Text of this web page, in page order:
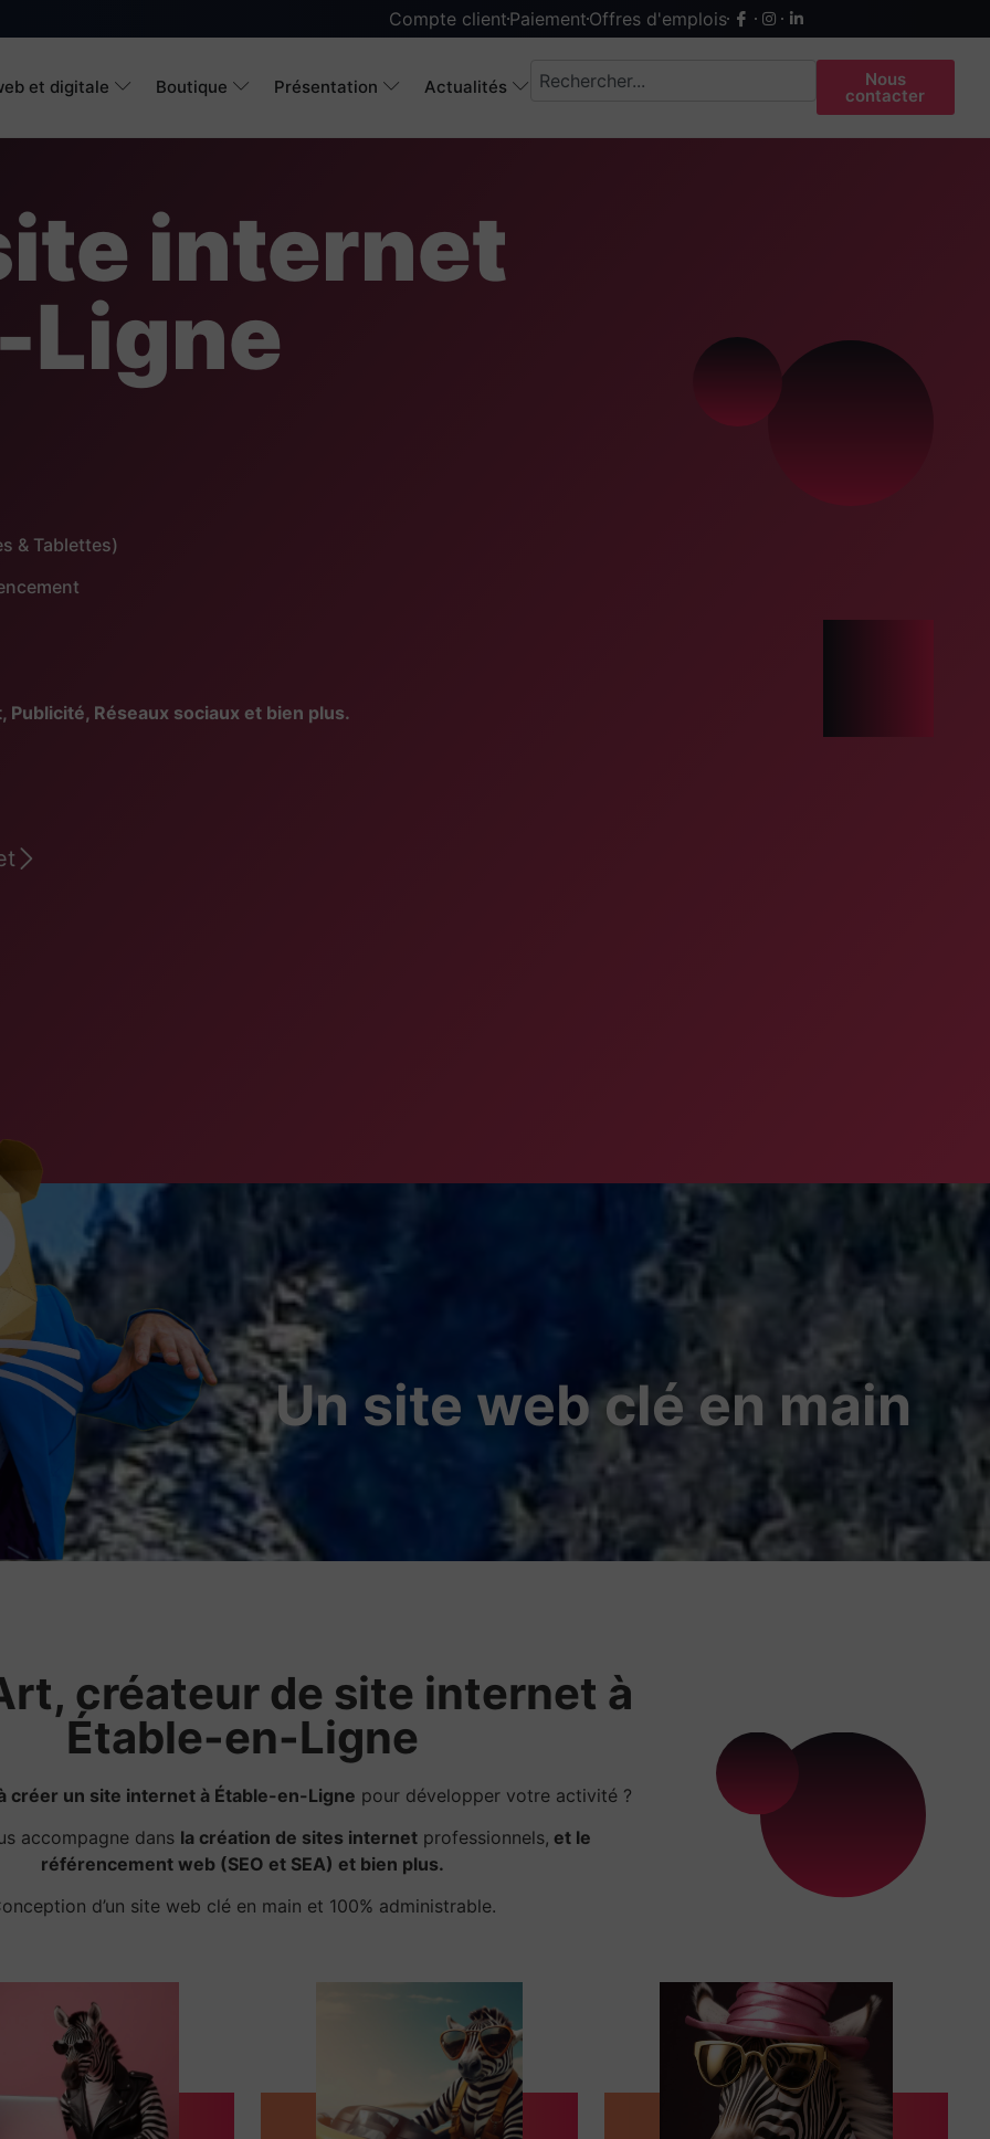
Compte client Paiement Offres d'emplois
et digitale Boutique Présentation Actualités Nous
contacter
internet
Ligne
& Tablettes)
Réseaux sociaux et bien plus.
Un site web clé en main
créateur de site internet à
Étable-en-Ligne
créer un site internet à Étable-en-Ligne pour développer votre activité ?
accompagne dans la création de sites internet professionnels, et le
référencement web (SEO et SEA) et bien plus.
d’un site web clé en main et 100% administrable.